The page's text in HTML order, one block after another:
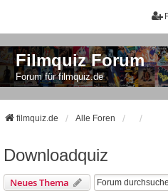
Filmquiz Forum
Forum für filmquiz.de
filmquiz.de Alle Foren
Downloadquiz
Neues Thema